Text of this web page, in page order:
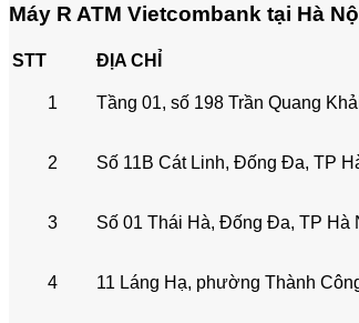
Máy R ATM Vietcombank tại Hà
STT ĐỊA CHỈ
1 Tầng 01, số 198 Trần Quang
2 Số 11B Cát Linh, Đống Đa, TP
3 Số 01 Thái Hà, Đống Đa, TP Hà
4 11 Láng Hạ, phường Thành